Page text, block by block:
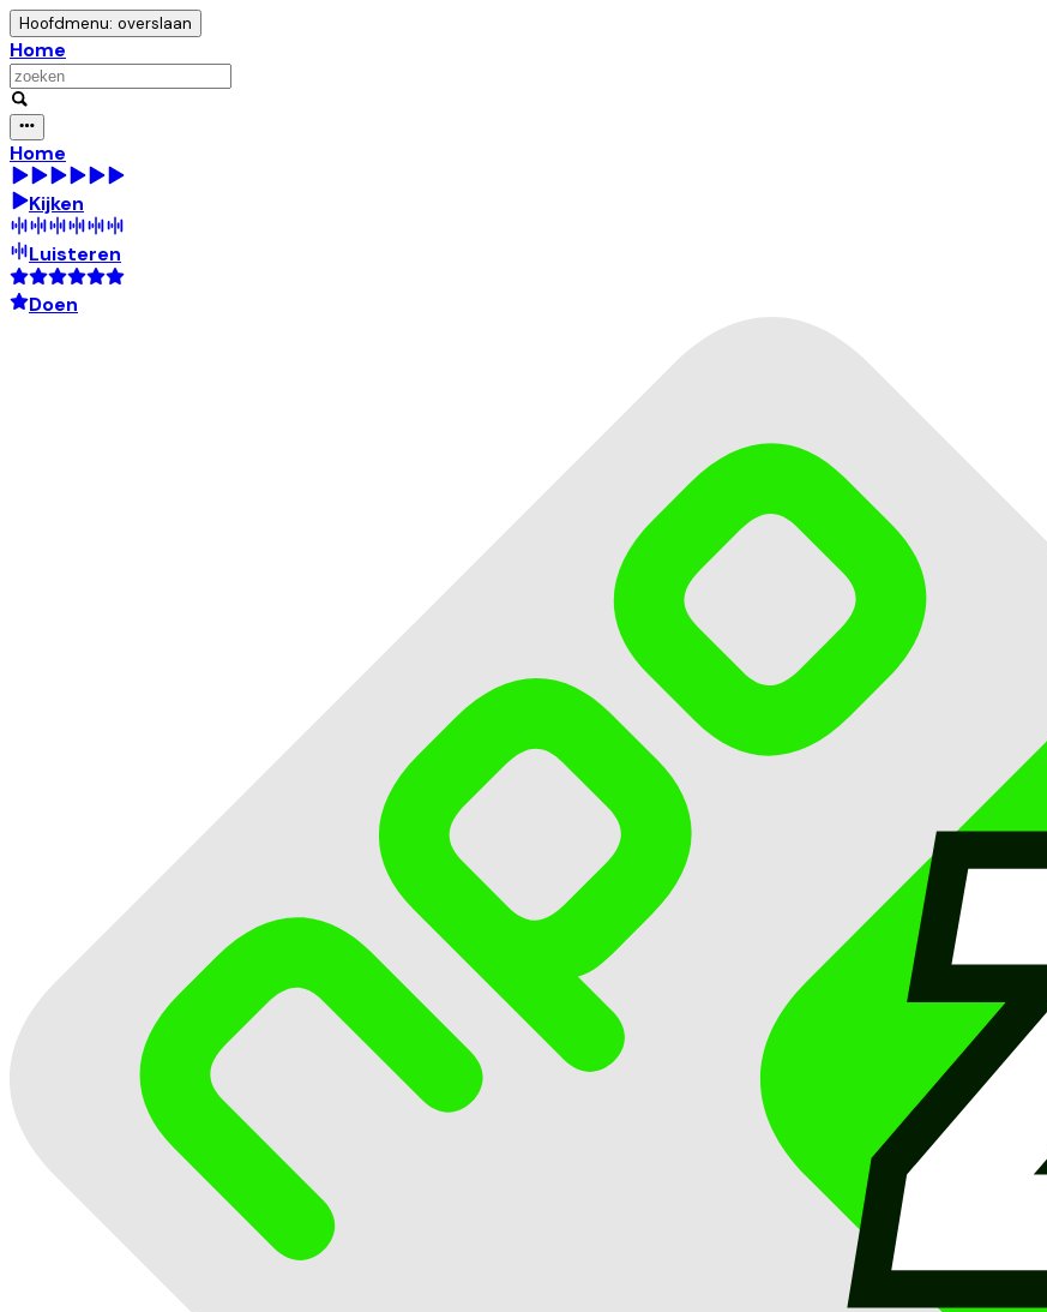
Hoofdmenu: overslaan
Home
Home
Kijken
Luisteren
Doen